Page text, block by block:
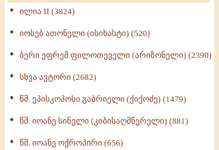
Wisdomge (514)
ქადაგებანი გაბრიელ ეპისკოპოსისა - II ტომი
სულიერი ცხოვრების სახელმძღვანელო -
ნაწილი II (369)
ილია II (3824)
იოსებ ათონელი (ისიხასტი) (520)
ბერი ეფრემ ფილოთეველი (არიზონელი) (2390)
სხვა ავტორი (2682)
წმ. ეპისკოპოსი გაბრიელი (ქიქოძე) (1479)
წმ. იოანე სინელი (კიბისაღმწერელი) (881)
წმ. იოანე ოქროპირი (656)